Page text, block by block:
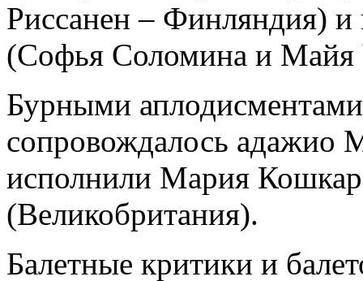
Риссанен – Финляндия) и
(Софья Соломина и Майя
Бурными
сопровождалось адажио
исполнили Мария
(Великобритания).
Балетные критики и